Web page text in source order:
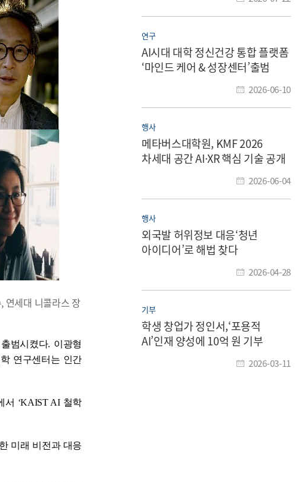
연세대 니콜라스 장
범시켰다. 이광형
연구센터는 인간
서 ‘KAIST AI 철학
미래 비전과 대응
연구
AI시대 대학 정신건강 통합 플랫폼
‘마인드 케어 & 성장센터’출범
2026-06-10
행사
메타버스대학원, KMF 2026
차세대 공간 AI·XR 핵심 기술 공개
2026-06-04
행사
외국발 허위정보 대응‘청년
아이디어’로 해법 찾다
2026-04-28
기부
학생 창업가 정인서,‘포용적
AI’인재 양성에 10억 원 기부
2026-03-11